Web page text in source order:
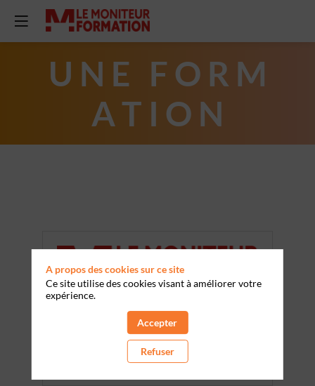
U N E F O R M
A T I O N
A propos des cookies sur ce site
Ce site utilise des cookies visant à améliorer votre
expérience.
Accepter
Refuser